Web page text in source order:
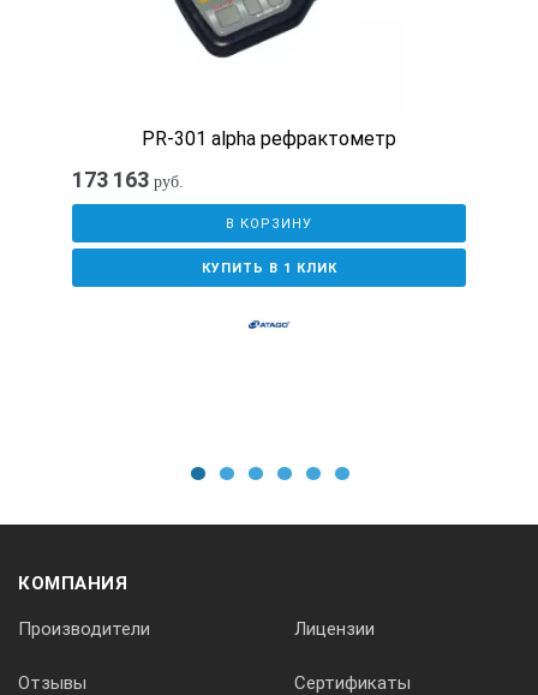
PR-301 alpha рефрактометр
173 163 руб.
В КОРЗИНУ
КУПИТЬ В 1 КЛИК
КОМПАНИЯ
Производители Лицензии
Отзывы Сертификаты